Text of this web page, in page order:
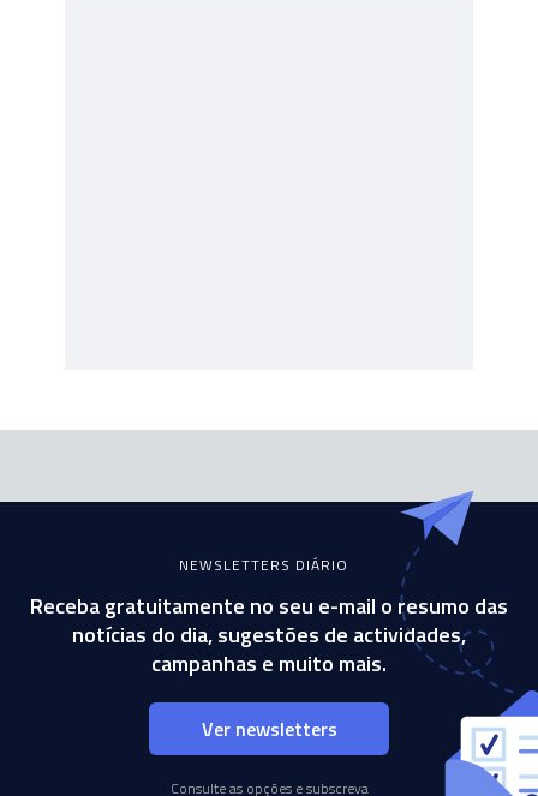
NEWSLETTERS DIÁRIO
Receba gratuitamente no seu e-mail o resumo das
notícias do dia, sugestões de actividades,
campanhas e muito mais.
Ver newsletters
Consulte as opções e subscreva